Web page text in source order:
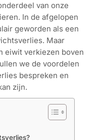
van onze
In de afgelopen
geworden als een
Maar
eiwit verkiezen boven
we de voordelen
bespreken en
zijn.